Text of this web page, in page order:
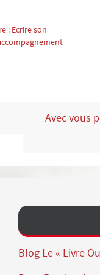
: Ecrire son
Avec vous
Blog Le « Livre